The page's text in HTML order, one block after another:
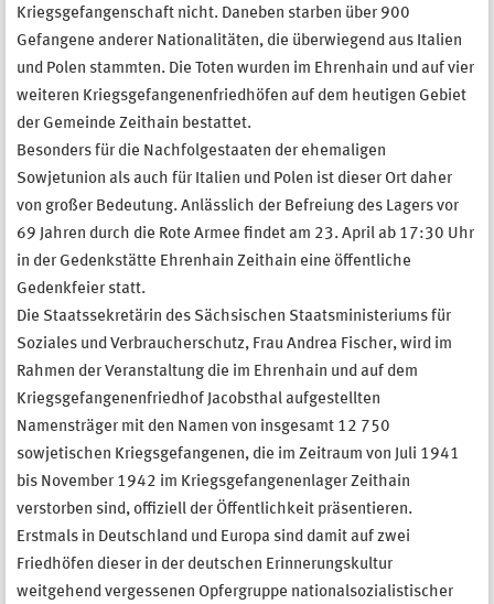
Kriegsgefangenschaft nicht. Daneben starben über 900
Gefangene anderer Nationalitäten, die überwiegend aus Italien
und Polen stammten. Die Toten wurden im Ehrenhain und auf vier
weiteren Kriegsgefangenenfriedhöfen auf dem heutigen Gebiet
der Gemeinde Zeithain bestattet.
Besonders für die Nachfolgestaaten der ehemaligen
Sowjetunion als auch für Italien und Polen ist dieser Ort daher
von großer Bedeutung. Anlässlich der Befreiung des Lagers vor
69 Jahren durch die Rote Armee findet am 23. April ab 17:30 Uhr
in der Gedenkstätte Ehrenhain Zeithain eine öffentliche
Gedenkfeier statt.
Die Staatssekretärin des Sächsischen Staatsministeriums für
Soziales und Verbraucherschutz, Frau Andrea Fischer, wird im
Rahmen der Veranstaltung die im Ehrenhain und auf dem
Kriegsgefangenenfriedhof Jacobsthal aufgestellten
Namensträger mit den Namen von insgesamt 12 750
sowjetischen Kriegsgefangenen, die im Zeitraum von Juli 1941
bis November 1942 im Kriegsgefangenenlager Zeithain
verstorben sind, offiziell der Öffentlichkeit präsentieren.
Erstmals in Deutschland und Europa sind damit auf zwei
Friedhöfen dieser in der deutschen Erinnerungskultur
weitgehend vergessenen Opfergruppe nationalsozialistischer